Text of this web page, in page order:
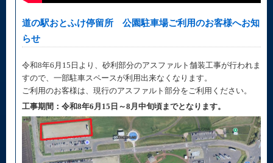
道の駅おとふけ停留所 公園駐車場ご利用のお客様へお知
らせ
令和8年6月15日より、砂利部分のアスファルト舗装工事が行われま
すので、一部駐車スペースが利用出来なくなります。
ご利用のお客様は、現行のアスファルト部分をご利用ください。
工事期間：令和8年6月15日～8月中旬頃までとなります。